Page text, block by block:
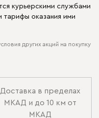
курьерскими службами
тарифы оказания ими
других акций на покупку
Доставка в пределах
МКАД и до 10 км от
МКАД